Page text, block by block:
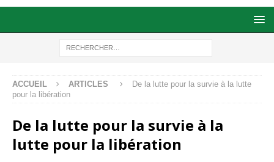
ACCUEIL ARTICLES
De la lutte pour la survie à la lutte
pour la libération
De la lutte pour la survie à la
lutte pour la libération